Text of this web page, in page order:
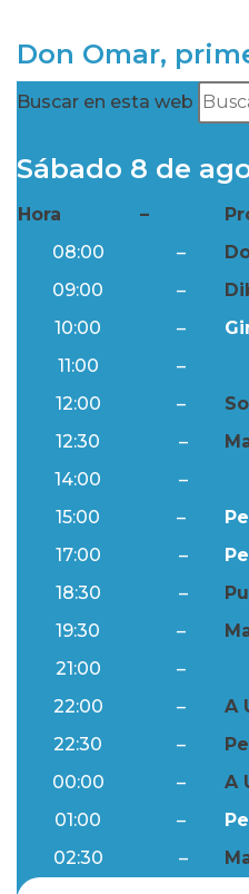
Don Omar,
Buscar en esta web
Sábado 8 de
Hora –
08:00
–
09:00
–
10:00
–
11:00
–
12:00
–
12:30
–
14:00
–
15:00
–
17:00
–
18:30
–
19:30
–
21:00
–
22:00
–
A
22:30
–
00:00
–
A
01:00
–
02:30
–